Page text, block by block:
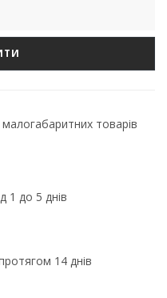
товарів
1 до 5 днів
14 днів